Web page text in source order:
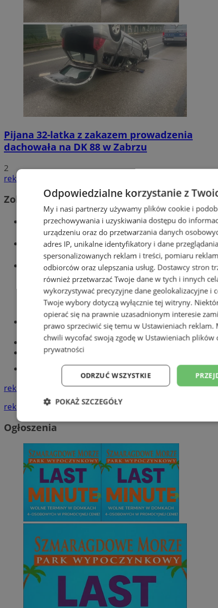
Pijana 32-latka z zakazem prowadzenia
dachowała na DK 88 w Zabrzu
2
reklama
Zobacz również
Wiadomości kryminalne w Zabrzu
Wiadomości lokalne
Wiadomości sportowe
Optyk, okulista
Zabrze
Największy sklep z częściami online!
Książeczka sanepidowska
Tworzenie stron www -Zabrze
reklama
reklama
Ogłoszenia
Odpowiedzialne korzystanie z
My i nasi partnerzy używamy plików cookie i
przechowywania i uzyskiwania dostępu do
urządzeniu oraz do przetwarzania danych
adres IP, unikalne identyfikatory i dane
spersonalizowanych reklam i treści, pomiaru
odbiorców oraz ulepszania usług. Dostawcy stron
również przetwarzać Twoje dane w tych i innych
wykorzystywać precyzyjne dane geolokalizacyjne i
Twoje wybory dotyczą wyłącznie tej witryny.
opierać się na prawnie uzasadnionym interesie
prawo sprzeciwić się temu w Ustawieniach reklam.
chwili wycofać swoją zgodę w Ustawieniach plików
prywatności
ODRZUĆ WSZYSTKIE
POKAŻ SZCZEGÓŁY
Niezbędne Wydajność
Niesklasyfikowane
Niezbędne pliki cookie umożliwiają korzystanie z podstawowych
takich jak logowanie użytkownika i zarządzanie kontem. Bez
można prawidłowo korzystać ze strony internetowej.
Provider
SessID